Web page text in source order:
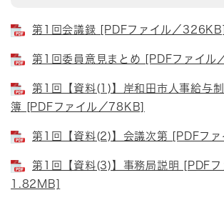
第1回会議録 [PDFファイル／326KB]
第1回委員意見まとめ [PDFファイル
第1回【資料(1)】岸和田市人事給与
簿 [PDFファイル／78KB]
第1回【資料(2)】会議次第 [PDFフ
第1回【資料(3)】事務局説明 [PDFフ
1.82MB]